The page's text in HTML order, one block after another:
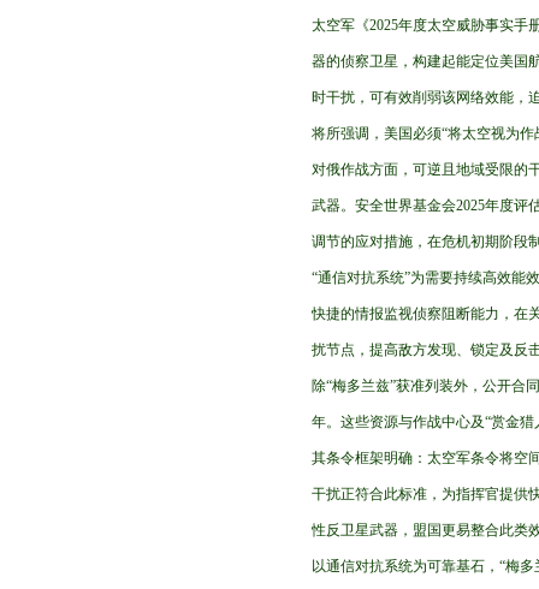
太空军《2025年度太空威胁事实手
器的侦察卫星，构建起能定位美国
时干扰，可有效削弱该网络效能，
将所强调，美国必须“将太空视为
对俄作战方面，可逆且地域受限的
武器。安全世界基金会2025年度评
调节的应对措施，在危机初期阶段
“通信对抗系统”为需要持续高效能
快捷的情报监视侦察阻断能力，在
扰节点，提高敌方发现、锁定及反
除“梅多兰兹”获准列装外，公开合
年。这些资源与作战中心及“赏金
其条令框架明确：太空军条令将空
干扰正符合此标准，为指挥官提供
性反卫星武器，盟国更易整合此类
以通信对抗系统为可靠基石，“梅